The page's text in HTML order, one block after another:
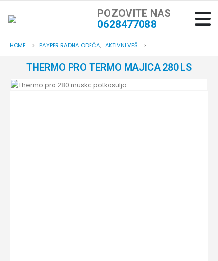
POZOVITE NAS
0628477088
HOME PAYPER RADNA ODEĆA, AKTIVNI VEŠ
THERMO PRO TERMO MAJICA 280 LS